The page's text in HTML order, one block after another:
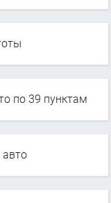
по 39 пунктам
авто